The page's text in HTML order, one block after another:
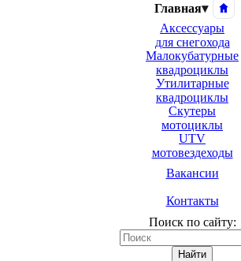
Главная▾
Аксессуары
для снегохода
Малокубатурные
квадроциклы
Утилитарные
квадроциклы
Скутеры
мотоциклы
UTV
мотовездеходы
Вакансии
Контакты
Поиск по сайту:
Найти